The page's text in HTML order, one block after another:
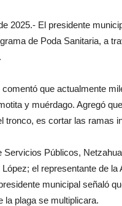
2025.- El presidente
de Poda Sanitaria, a
que actualmente
y muérdago. Agregó
tronco, es cortar las ramas
Públicos,
el representante de
municipal señaló
la plaga se multiplicara.